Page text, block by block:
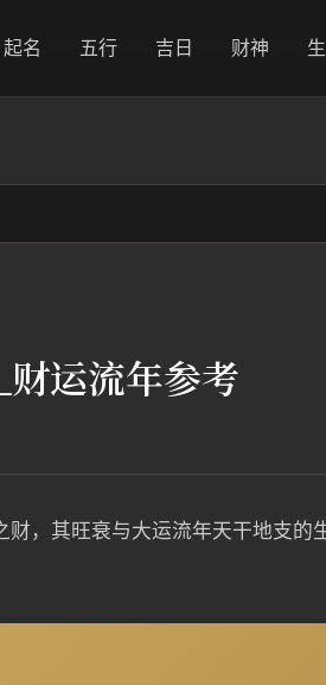
起名 五行 吉日 财神
运流年参考
，其旺衰与大运流年天干地支的